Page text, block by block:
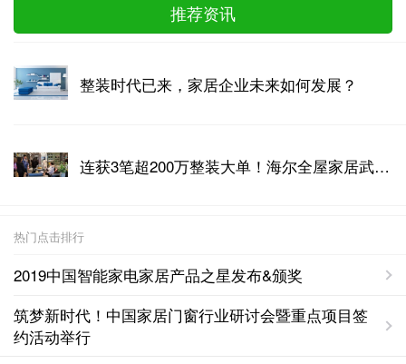
推荐资讯
整装时代已来，家居企业未来如何发展？
连获3笔超200万整装大单！海尔全屋家居武汉掀起整装风潮
热门点击排行
2019中国智能家电家居产品之星发布&颁奖
筑梦新时代！中国家居门窗行业研讨会暨重点项目签
约活动举行